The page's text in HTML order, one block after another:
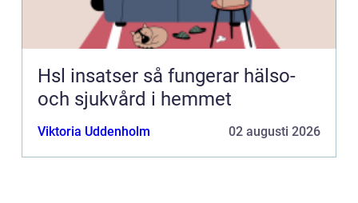
Hsl insatser så fungerar hälso-
och sjukvård i hemmet
Viktoria Uddenholm 02 augusti 2026